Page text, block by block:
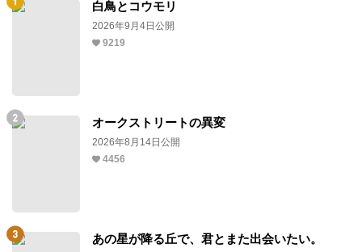
白鳥とコウモリ
2026年9月4日公開
9219
オークストリートの異変
2026年8月14日公開
4456
あの星が降る丘で、君とまた出会いたい。